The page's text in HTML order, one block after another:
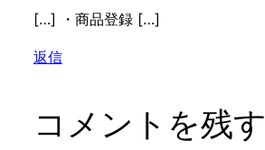
[…] ・商品登録 […]
返信
コメントを残す